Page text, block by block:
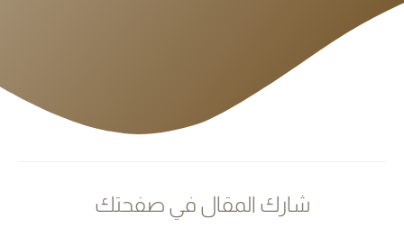
شارك المقال في صفحتك